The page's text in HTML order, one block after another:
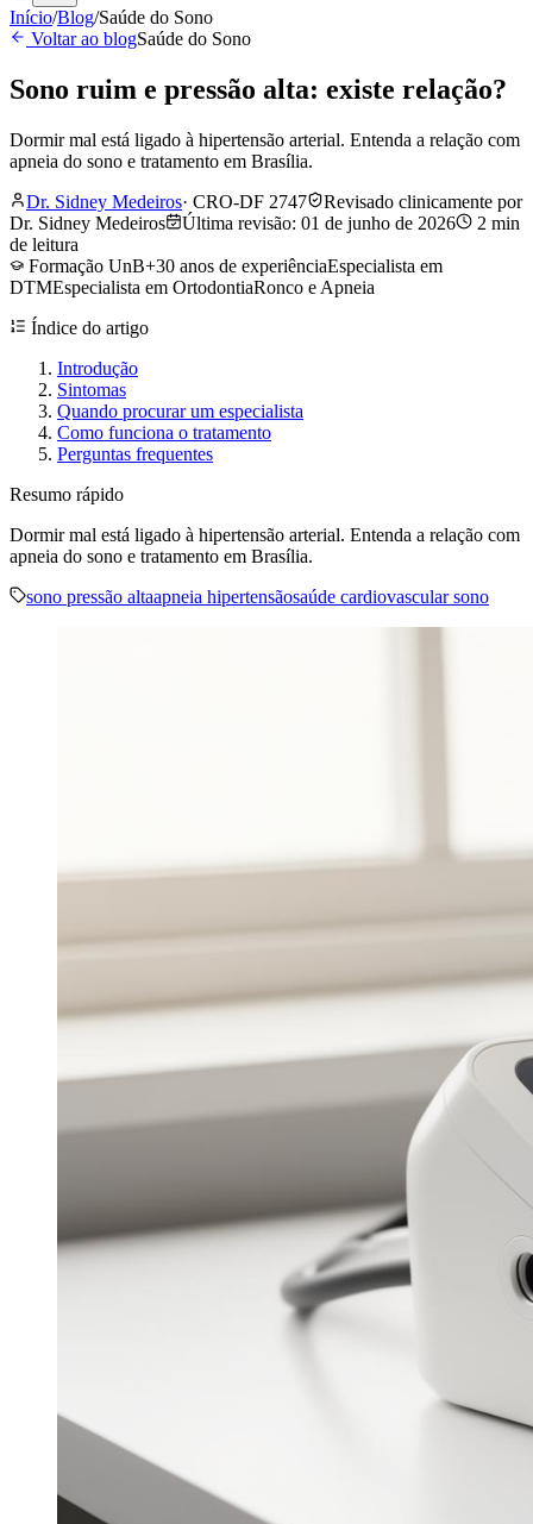
Início/Blog/Saúde do Sono
Voltar ao blogSaúde do Sono
Sono ruim e pressão alta: existe relação?
Dormir mal está ligado à hipertensão arterial. Entenda a relação com
apneia do sono e tratamento em Brasília.
Dr. Sidney Medeiros· CRO-DF 2747
Revisado clinicamente por
Dr. Sidney Medeiros
Última revisão: 01 de junho de 2026 2 min
de leitura
Formação UnB+30 anos de experiênciaEspecialista em
DTMEspecialista em OrtodontiaRonco e Apneia
Índice do artigo
Introdução
Sintomas
Quando procurar um especialista
Como funciona o tratamento
Perguntas frequentes
Resumo rápido
Dormir mal está ligado à hipertensão arterial. Entenda a relação com
apneia do sono e tratamento em Brasília.
sono pressão altaapneia hipertensãosaúde cardiovascular sono